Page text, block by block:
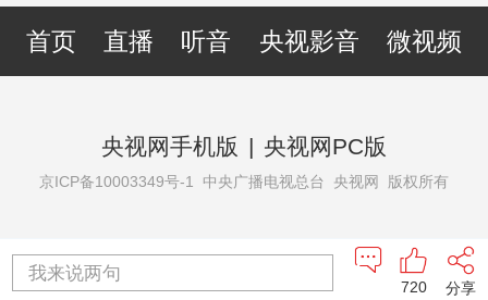
首页 直播 听音 央视影音 微视频
央视网手机版 | 央视网PC版
京ICP备10003349号-1 中央广播电视总台 央视网 版权所有
我来说两句
分享
720